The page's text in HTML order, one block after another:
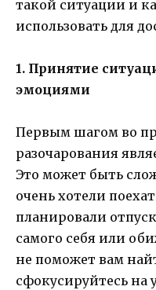
такой ситуации и
использовать для
1. Принятие
эмоциями
Первым шагом во
разочарования
Это может быть
очень хотели
планировали
самого себя или
не поможет вам
сфокусируйтесь на